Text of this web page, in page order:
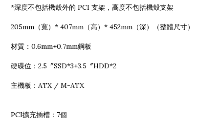
*深度不包括機殼外的 PCI 支架，高度不包括機殼支架
205mm（寬）* 407mm（高）* 452mm（深）（整體​​尺寸）
材質：0.6mm+0.7mm鋼板
硬碟位：2.5〞SSD*3+3.5〞HDD*2
主機板：ATX / M-ATX
PCI擴充插槽：7個